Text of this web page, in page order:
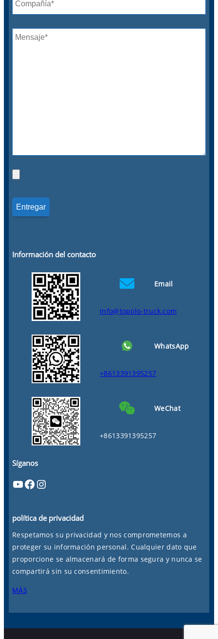
Información del contacto
Email
info@topolo-truck.com
WhatsApp
+8613391395257
WeChat
+8613391395257
Síganos
YouTube Facebook Instagram
política de privacidad
Respetamos su privacidad y nos comprometemos a
proteger su información personal. Cualquier dato que
proporcione se almacenará de forma segura y nunca se
compartirá sin su consentimiento.
MÁS